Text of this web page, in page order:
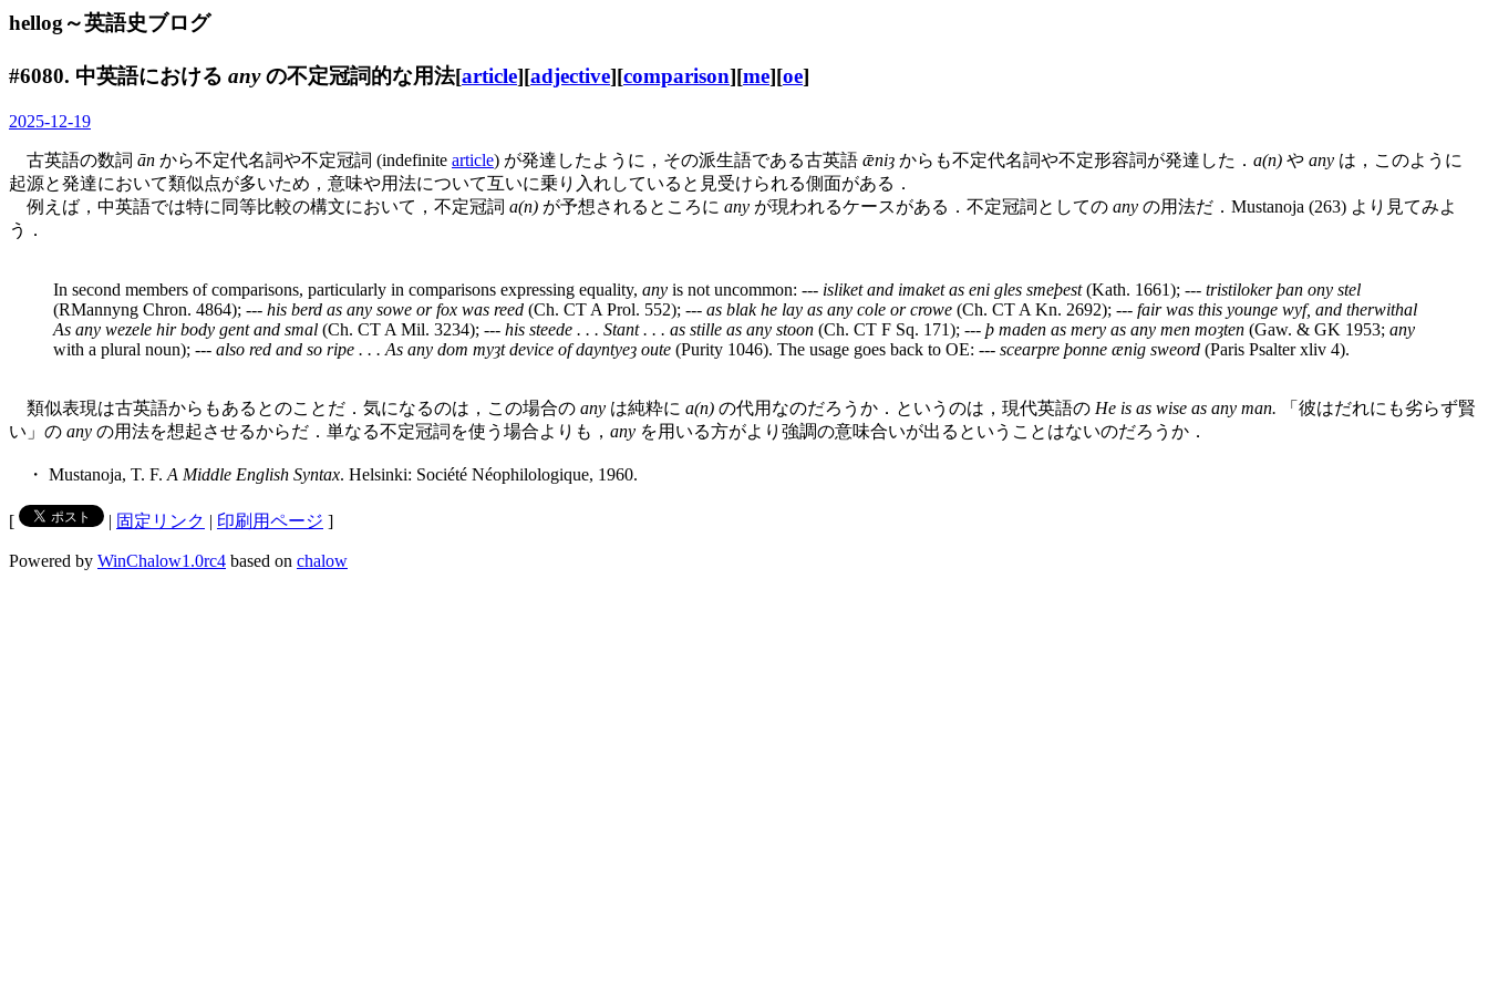
hellog～英語史ブログ
#6080. 中英語における anyの不定冠詞的な用法[article][adjective][comparison][me][oe]
2025-12-19
古英語の数詞 ān から不定代名詞や不定冠詞 (indefinite article) が発達したように，その派生語である古英語 ǣniȝ からも不定代名詞や不定形容詞が発達した． a(n) や any は，このように
起源と発達において類似点が多いため，意味や用法について互いに乗り入れしていると見受けられる側面がある．
例えば，中英語では特に同等比較の構文において，不定冠詞 a(n) が予想されるところに any が現われるケースがある．不定冠詞としての any の用法だ．Mustanoja (263) より見てみよ
う．
In second members of comparisons, particularly in comparisons expressing equality, any is not uncommon: --- isliket and imaket as eni gles smeþest(Kath. 1661); --- tristiloker þan ony stel
(RMannyng Chron. 4864); --- his berd as any sowe or fox was reed (Ch. CT A Prol. 552); --- as blak he lay as any cole or crowe (Ch. CT A Kn. 2692); --- fair was this younge wyf, and therwithal
As any wezele hir body gent and smal (Ch. CT A Mil. 3234); --- his steede . . . Stant . . . as stille as any stoon (Ch. CT F Sq. 171); --- þ maden as mery as any men moȝten (Gaw. & GK 1953; any
with a plural noun); --- also red and so ripe . . . As any dom myȝt device of dayntyeȝ oute (Purity 1046). The usage goes back to OE: --- scearpre þonne ænig sweord (Paris Psalter xliv 4).
類似表現は古英語からもあるとのことだ．気になるのは，この場合の any は純粋に a(n) の代用なのだろうか．というのは，現代英語の He is as wise as any man. 「彼はだれにも劣らず賢
い」の any の用法を想起させるからだ．単なる不定冠詞を使う場合よりも， any を用いる方がより強調の意味合いが出るということはないのだろうか．
・ Mustanoja, T. F. A Middle English Syntax. Helsinki: Société Néophilologique, 1960.
[ | 固定リンク | 印刷用ページ ]
Powered by WinChalow1.0rc4 based on chalow